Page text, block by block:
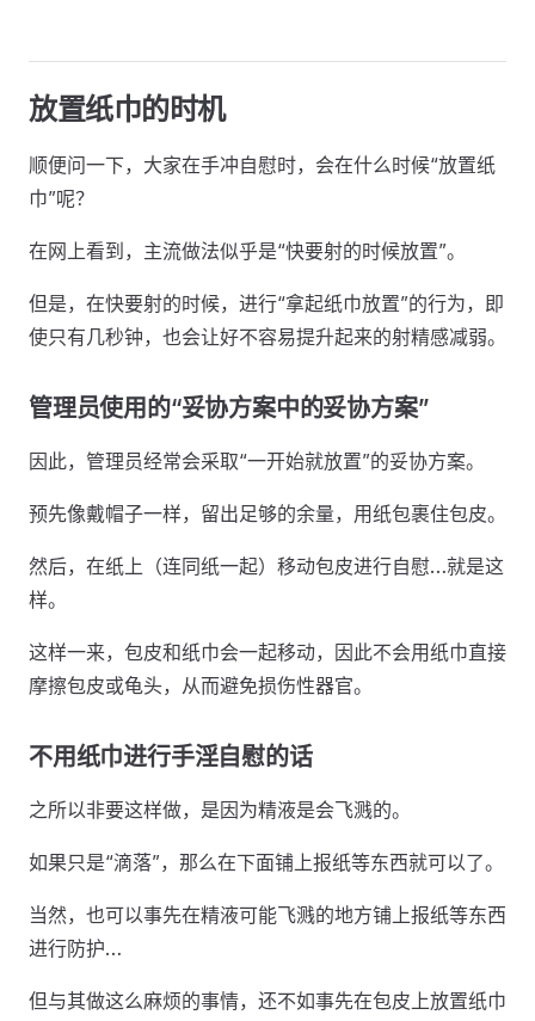
放置纸巾的时机
顺便问一下，大家在手冲自慰时，会在什么时候“放置纸
巾”呢？
在网上看到，主流做法似乎是“快要射的时候放置”。
但是，在快要射的时候，进行“拿起纸巾放置”的行为，即
使只有几秒钟，也会让好不容易提升起来的射精感减弱。
管理员使用的“妥协方案中的妥协方案”
因此，管理员经常会采取“一开始就放置”的妥协方案。
预先像戴帽子一样，留出足够的余量，用纸包裹住包皮。
然后，在纸上（连同纸一起）移动包皮进行自慰…就是这
样。
这样一来，包皮和纸巾会一起移动，因此不会用纸巾直接
摩擦包皮或龟头，从而避免损伤性器官。
不用纸巾进行手淫自慰的话
之所以非要这样做，是因为精液是会飞溅的。
如果只是“滴落”，那么在下面铺上报纸等东西就可以了。
当然，也可以事先在精液可能飞溅的地方铺上报纸等东西
进行防护…
但与其做这么麻烦的事情，还不如事先在包皮上放置纸巾